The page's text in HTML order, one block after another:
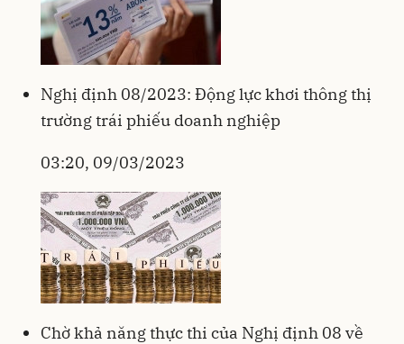
Nghị định 08/2023: Động lực khơi thông thị
trường trái phiếu doanh nghiệp
03:20, 09/03/2023
Chờ khả năng thực thi của Nghị định 08 về